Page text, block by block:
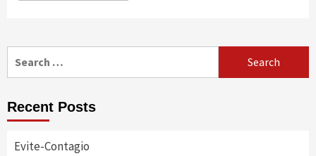
for:
Recent Posts
Evite-Contagio